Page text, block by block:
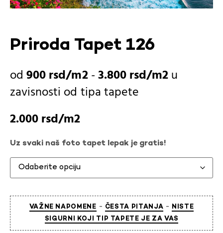
Priroda Tapet 126
900rsd -3.800rsd
u
zavisnosti od tipa tapete
2.000rsd
Uz svaki naš foto tapet lepak je gratis!
VAŽNE NAPOMENE - ČESTA PITANJA -
NISTE
SIGURNI KOJI TIP TAPETE JE ZA VAS